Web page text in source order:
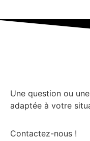
Une question ou
adaptée à votre
Contactez-nous !